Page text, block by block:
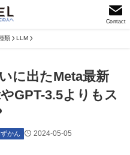
Contact
類 LLM
に出たMeta最新
GPT-3.5よりもス
かん 2024-05-05